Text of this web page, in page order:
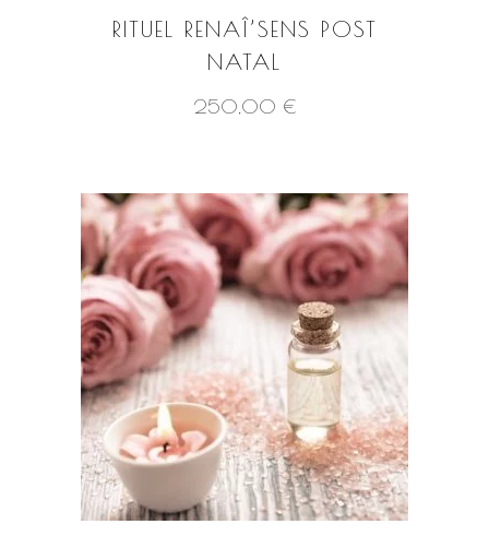
RITUEL RENAÎ’SENS POST
NATAL
250,00 €